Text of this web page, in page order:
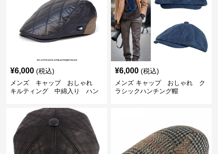
¥6,000 (税込)
メンズ キャップ おしゃれ
キルティング 中綿入り ハン
¥6,000 (税込)
メンズ キャップ おしゃれ ク
ラシックハンチング帽